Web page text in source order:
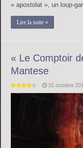
« apostolat », un loup-
Lire la suite »
« Le Comptoir
Mantese
31 octobre